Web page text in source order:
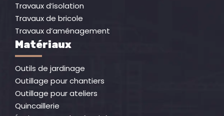
Travaux d’isolation
Travaux de bricole
Travaux d’aménagement
Matériaux
Outils de jardinage
Outillage pour chantiers
Outillage pour ateliers
Quincaillerie